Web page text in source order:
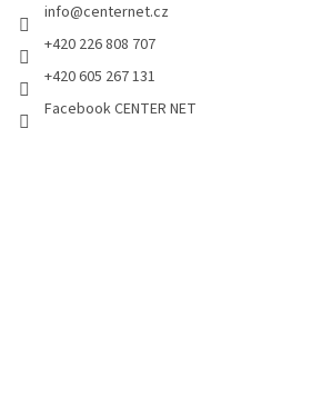
info@centernet.cz
+420 226 808 707
+420 605 267 131
Facebook CENTER NET